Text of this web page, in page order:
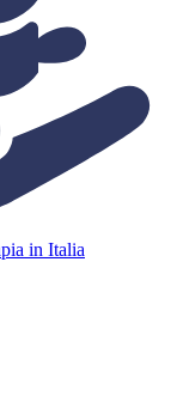
in Italia